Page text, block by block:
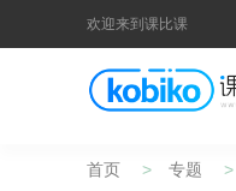
欢迎来到课比课
首页 专题